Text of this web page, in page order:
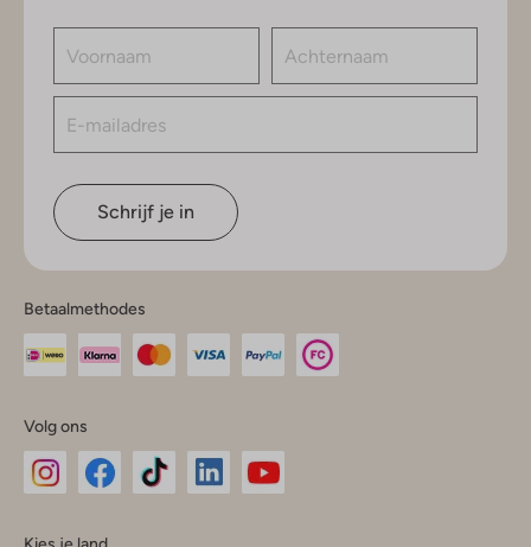
Schrijf je in
Betaalmethodes
Volg ons